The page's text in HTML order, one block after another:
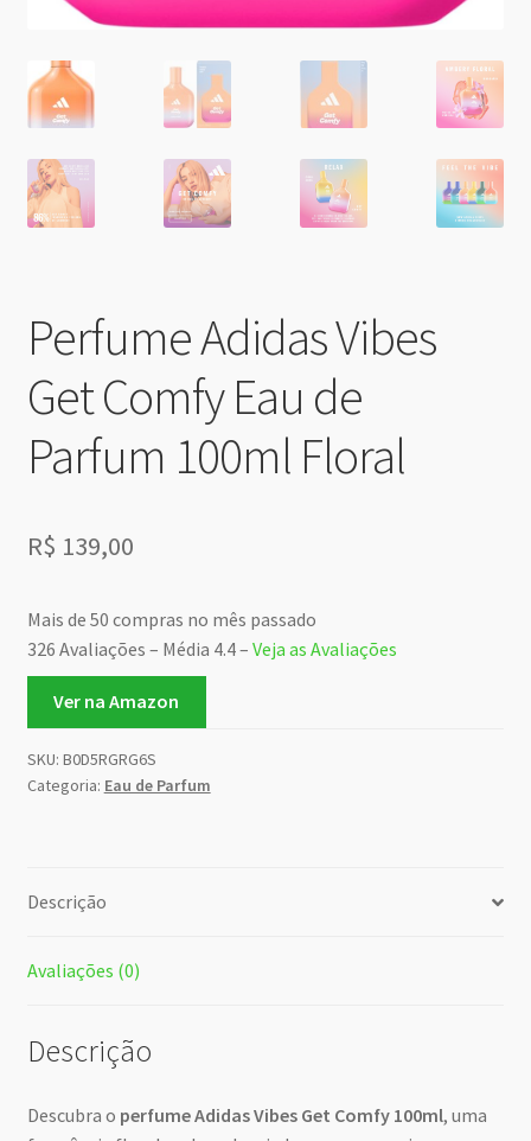
Perfume Adidas Vibes
Get Comfy Eau de
Parfum 100ml Floral
R$ 139,00
Mais de 50 compras no mês passado
326 Avaliações – Média 4.4 – Veja as Avaliações
Ver na Amazon
SKU: B0D5RGRG6S
Categoria: Eau de Parfum
Descrição
Avaliações (0)
Descrição
Descubra o perfume Adidas Vibes Get Comfy 100ml, uma